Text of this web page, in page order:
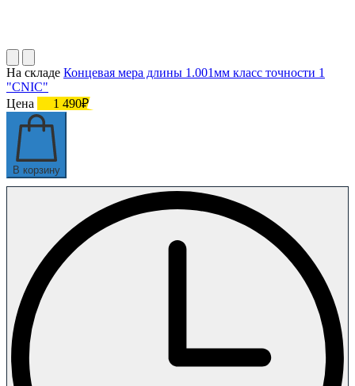
На складе Концевая мера длины 1.001мм класс точности 1
"CNIC"
Цена
1 490₽
В корзину